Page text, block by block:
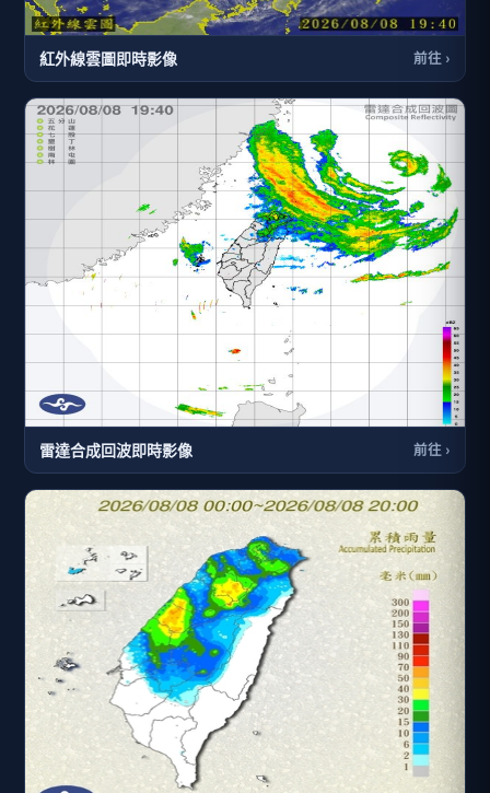
紅外線雲圖即時影像 前往 ›
雷達合成回波即時影像 前往 ›